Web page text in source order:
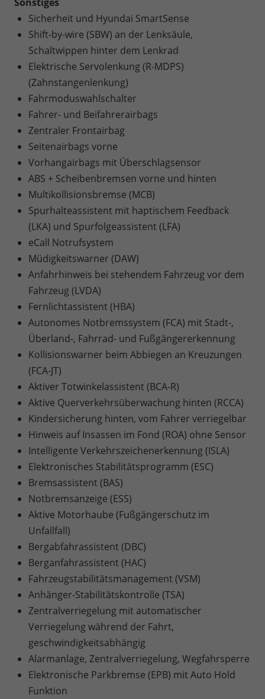
Sicherheit und Hyundai SmartSense
Shift-by-wire (SBW) an der Lenksäule,
Schaltwippen hinter dem Lenkrad
Elektrische Servolenkung (R-MDPS)
(Zahnstangenlenkung)
Fahrmoduswahlschalter
Fahrer- und Beifahrerairbags
Zentraler Frontairbag
Seitenairbags vorne
Vorhangairbags mit Überschlagsensor
ABS + Scheibenbremsen vorne und hinten
Multikollisionsbremse (MCB)
Spurhalteassistent mit haptischem Feedback
(LKA) und Spurfolgeassistent (LFA)
eCall Notrufsystem
Müdigkeitswarner (DAW)
Anfahrhinweis bei stehendem Fahrzeug vor dem
Fahrzeug (LVDA)
Fernlichtassistent (HBA)
Autonomes Notbremssystem (FCA) mit Stadt-,
Überland-, Fahrrad- und Fußgängererkennung
Kollisionswarner beim Abbiegen an Kreuzungen
(FCA-JT)
Aktiver Totwinkelassistent (BCA-R)
Aktive Querverkehrsüberwachung hinten (RCCA)
Kindersicherung hinten, vom Fahrer verriegelbar
Hinweis auf Insassen im Fond (ROA) ohne Sensor
Intelligente Verkehrszeichenerkennung (ISLA)
Elektronisches Stabilitätsprogramm (ESC)
Bremsassistent (BAS)
Notbremsanzeige (ESS)
Aktive Motorhaube (Fußgängerschutz im
Unfallfall)
Bergabfahrassistent (DBC)
Berganfahrassistent (HAC)
Fahrzeugstabilitätsmanagement (VSM)
Anhänger-Stabilitätskontrolle (TSA)
Zentralverriegelung mit automatischer
Verriegelung während der Fahrt,
geschwindigkeitsabhängig
Alarmanlage, Zentralverriegelung, Wegfahrsperre
Elektronische Parkbremse (EPB) mit Auto Hold
Funktion